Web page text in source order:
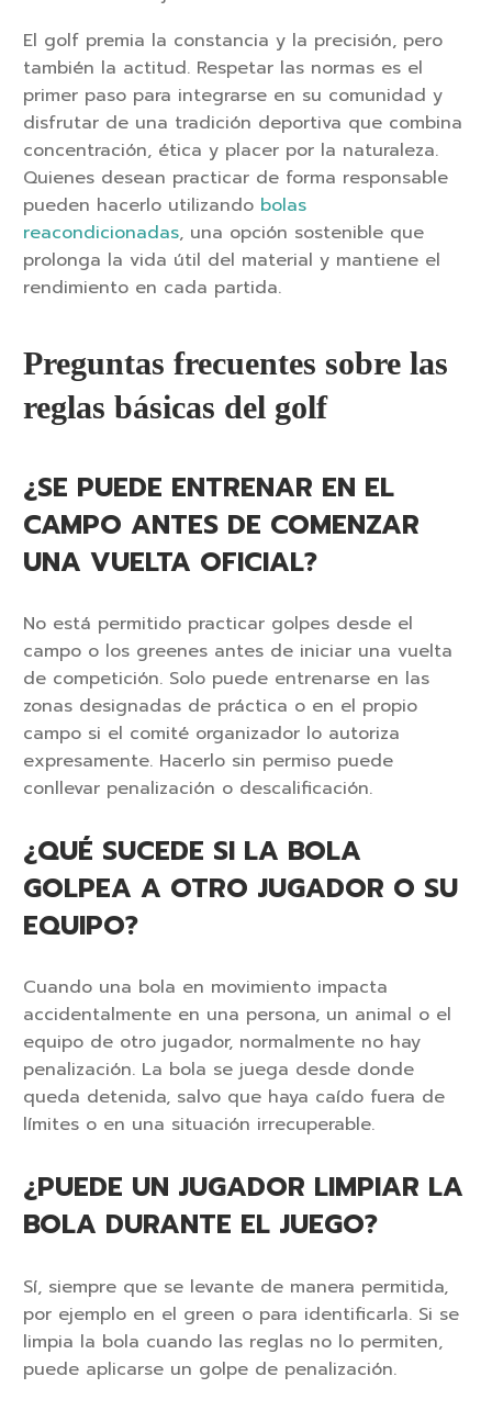
El golf premia la constancia y la precisión, pero
también la actitud. Respetar las normas es el
primer paso para integrarse en su comunidad y
disfrutar de una tradición deportiva que combina
concentración, ética y placer por la naturaleza.
Quienes desean practicar de forma responsable
pueden hacerlo utilizando bolas
reacondicionadas, una opción sostenible que
prolonga la vida útil del material y mantiene el
rendimiento en cada partida.
Preguntas frecuentes sobre las
reglas básicas del golf
¿SE PUEDE ENTRENAR EN EL
CAMPO ANTES DE COMENZAR
UNA VUELTA OFICIAL?
No está permitido practicar golpes desde el
campo o los greenes antes de iniciar una vuelta
de competición. Solo puede entrenarse en las
zonas designadas de práctica o en el propio
campo si el comité organizador lo autoriza
expresamente. Hacerlo sin permiso puede
conllevar penalización o descalificación.
¿QUÉ SUCEDE SI LA BOLA
GOLPEA A OTRO JUGADOR O SU
EQUIPO?
Cuando una bola en movimiento impacta
accidentalmente en una persona, un animal o el
equipo de otro jugador, normalmente no hay
penalización. La bola se juega desde donde
queda detenida, salvo que haya caído fuera de
límites o en una situación irrecuperable.
¿PUEDE UN JUGADOR LIMPIAR LA
BOLA DURANTE EL JUEGO?
Sí, siempre que se levante de manera permitida,
por ejemplo en el green o para identificarla. Si se
limpia la bola cuando las reglas no lo permiten,
puede aplicarse un golpe de penalización.